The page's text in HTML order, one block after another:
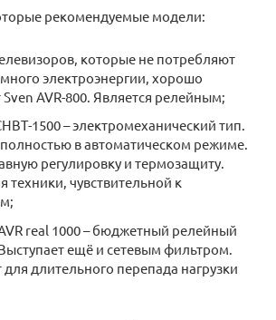
рекомендуемые модели:
которые не потребляют
электроэнергии, хорошо
AVR-800. Является релейным;
1500 – электромеханический тип.
в автоматическом режиме.
регулировку и термозащиту.
техники, чувствительной к
real 1000 – бюджетный релейный
ещё и сетевым фильтром.
длительного перепада нагрузки